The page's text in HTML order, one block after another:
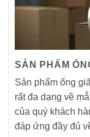
SẢN PHẨM
Sản phẩm ống
rất đa dạng về
của quý khách
đáp ứng đầy đủ